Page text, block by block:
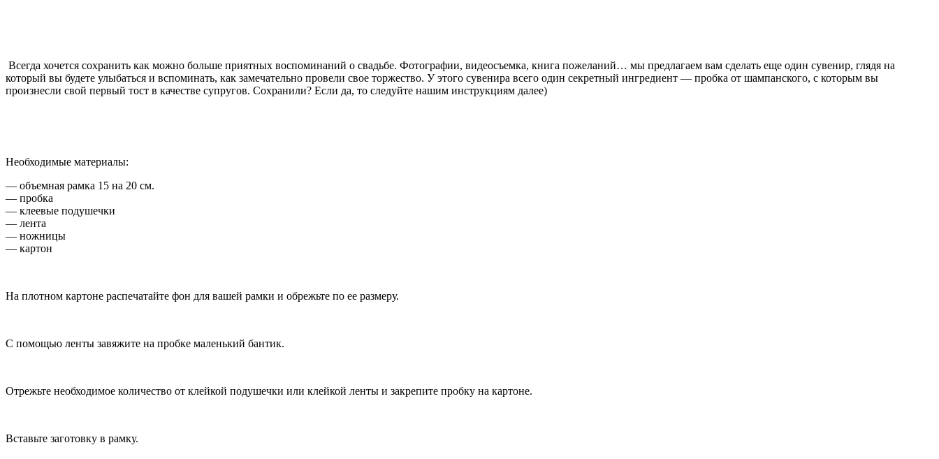
Всегда хочется сохранить как можно больше приятных воспоминаний о свадьбе. Фотографии, видеосъемка, книга пожеланий… мы предлагаем вам сделать еще один сувенир, глядя на
который вы будете улыбаться и вспоминать, как замечательно провели свое торжество. У этого сувенира всего один секретный ингредиент — пробка от шампанского, с которым вы
произнесли свой первый тост в качестве супругов. Сохранили? Если да, то следуйте нашим инструкциям далее)
Необходимые материалы:
— объемная рамка 15 на 20 см.
— пробка
— клеевые подушечки
— лента
— ножницы
— картон
На плотном картоне распечатайте фон для вашей рамки и обрежьте по ее размеру.
С помощью ленты завяжите на пробке маленький бантик.
Отрежьте необходимое количество от клейкой подушечки или клейкой ленты и закрепите пробку на картоне.
Вставьте заготовку в рамку.